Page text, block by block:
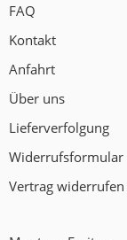
FAQ
Kontakt
Anfahrt
Über uns
Lieferverfolgung
Widerrufsformular
Vertrag widerrufen